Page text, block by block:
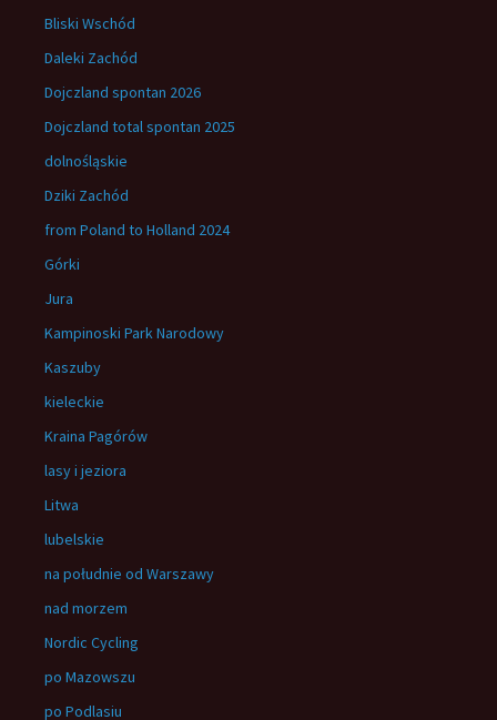
Bliski Wschód
Daleki Zachód
Dojczland spontan 2026
Dojczland total spontan 2025
dolnośląskie
Dziki Zachód
from Poland to Holland 2024
Górki
Jura
Kampinoski Park Narodowy
Kaszuby
kieleckie
Kraina Pagórów
lasy i jeziora
Litwa
lubelskie
na południe od Warszawy
nad morzem
Nordic Cycling
po Mazowszu
po Podlasiu